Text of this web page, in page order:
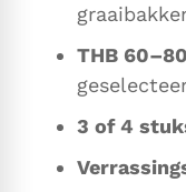
THB 60–80
3 of 4